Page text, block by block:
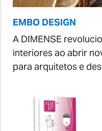
EMBO DESIGN
A DIMENSE
interiores ao abrir
para arquitetos e